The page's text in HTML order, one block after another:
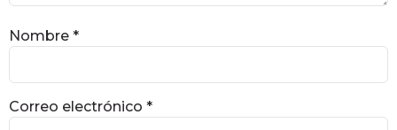
Nombre *
Correo electrónico *